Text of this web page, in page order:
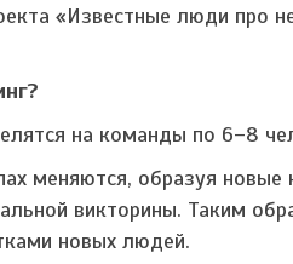
«Известные люди про
на команды по 6–8
меняются, образуя
викторины. Таким
новых людей.